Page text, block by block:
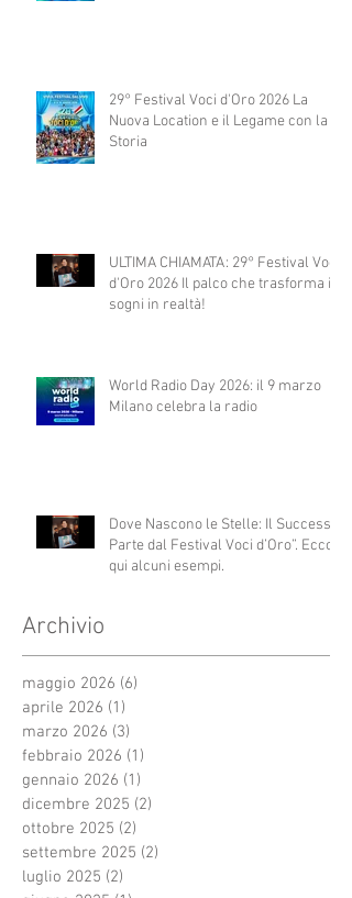
29° Festival Voci d'Oro 2026 La
Nuova Location e il Legame con la
Storia
ULTIMA CHIAMATA: 29° Festival Voci
d'Oro 2026 Il palco che trasforma i
sogni in realtà!
World Radio Day 2026: il 9 marzo
Milano celebra la radio
Dove Nascono le Stelle: Il Successo
Parte dal Festival Voci d’Oro”. Ecco
qui alcuni esempi.
Archivio
maggio 2026 (6)
aprile 2026 (1)
marzo 2026 (3)
febbraio 2026 (1)
gennaio 2026 (1)
dicembre 2025 (2)
ottobre 2025 (2)
settembre 2025 (2)
luglio 2025 (2)